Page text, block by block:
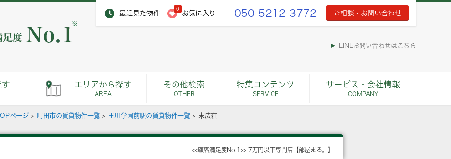
最近見た物件
0
お気に入り 050-5212-3772 ご相談・お問い合わせ
※
LINEお問い合わせはこちら
す エリアから探す
AREA
その他検索
OTHER
特集コンテンツ
SERVICE
サービス・会社情報
COMPANY
ページ > 町田市の賃貸物件一覧 > 玉川学園前駅の賃貸物件一覧 > 末広荘
<<顧客満足度No.1>> 7万円以下専門店【部屋まる。】